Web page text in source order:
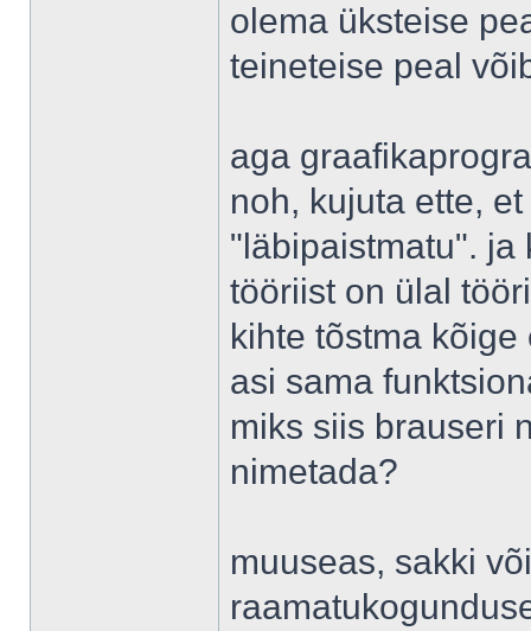
olema üksteise
teineteise peal
aga
noh, kujuta ette,
"läbipaistmatu". ja
tööriist on ülal
kihte tõstma
asi sama
miks siis brauseri
nimetada?
muuseas, sakki